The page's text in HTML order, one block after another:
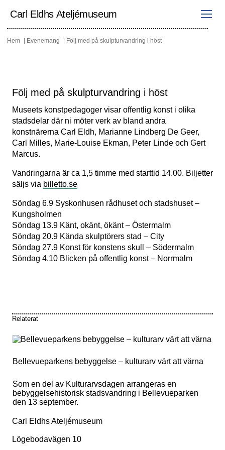
Carl Eldhs Ateljémuseum
Hem Evenemang Följ med på skulpturvandring i höst
Följ med på skulpturvandring i höst
Museets konstpedagoger visar offentlig konst i olika
stadsdelar där ni möter verk av bland andra
konstnärerna Carl Eldh, Marianne Lindberg De Geer,
Carl Milles, Marie-Louise Ekman, Peter Linde och Gert
Marcus.
Vandringarna är ca 1,5 timme med starttid 14.00. Biljetter
säljs via billetto.se
Söndag 6.9 Syskonhusen rådhuset och stadshuset –
Kungsholmen
Söndag 13.9 Känt, okänt, ökänt – Östermalm
Söndag 20.9 Kända skulptörers stad – City
Söndag 27.9 Konst för konstens skull – Södermalm
Söndag 4.10 Blicken på offentlig konst – Norrmalm
Relaterat
Bellevueparkens bebyggelse – kulturarv värt att värna
Som en del av Kulturarvsdagen arrangeras en
bebyggelsehistorisk stadsvandring i Bellevueparken
den 13 september.
Carl Eldhs Ateljémuseum
Lögebodavägen 10
Nödvändiga
Dessa kakor
taget ska
Statistik
kunna
förbättra
hemsidans
funktionalitet
och
uppbyggnad,
baserat på
hur